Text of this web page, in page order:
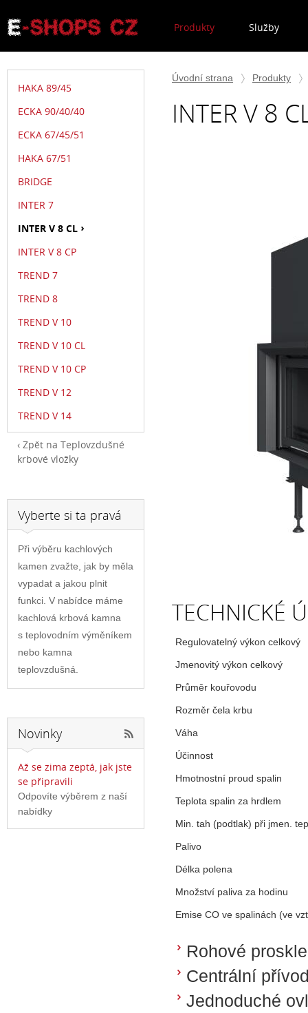
Produkty Služby
Úvodní strana Produkty
INTER V 8
TECHNICKÉ
Regulovatelný výkon celkový
Jmenovitý výkon celkový
Průměr kouřovodu
Rozměr čela krbu
Váha
Účinnost
Hmotnostní proud spalin
Teplota spalin za hrdlem
Min. tah (podtlak) při jmen.
Palivo
Délka polena
Množství paliva za hodinu
Emise CO ve spalinách (ve
Rohové
Centrální
Jednoduché
HAKA 89/45
ECKA 90/40/40
ECKA 67/45/51
HAKA 67/51
BRIDGE
INTER 7
INTER V 8 CL
INTER V 8 CP
TREND 7
TREND 8
TREND V 10
TREND V 10 CL
TREND V 10 CP
TREND V 12
TREND V 14
Zpět na Teplovzdušné
krbové vložky
Vyberte si ta pravá
Při výběru kachlových
kamen zvažte, jak by měla
vypadat a jakou plnit
funkci. V nabídce máme
kachlová krbová kamna
s teplovodním výměníkem
nebo kamna
teplovzdušná.
Novinky
Až se zima zeptá, jak jste
se připravili
Odpovíte výběrem z naší
nabídky